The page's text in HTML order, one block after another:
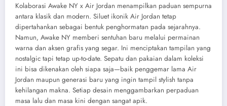
Kolaborasi Awake NY x Air Jordan menampilkan paduan sempurna
antara klasik dan modern. Siluet ikonik Air Jordan tetap
dipertahankan sebagai bentuk penghormatan pada sejarahnya.
Namun, Awake NY memberi sentuhan baru melalui permainan
warna dan aksen grafis yang segar. Ini menciptakan tampilan yang
nostalgic tapi tetap up-to-date. Sepatu dan pakaian dalam koleksi
ini bisa dikenakan oleh siapa saja—baik penggemar lama Air
Jordan maupun generasi baru yang ingin tampil stylish tanpa
kehilangan makna. Setiap desain menggambarkan perpaduan
masa lalu dan masa kini dengan sangat apik.